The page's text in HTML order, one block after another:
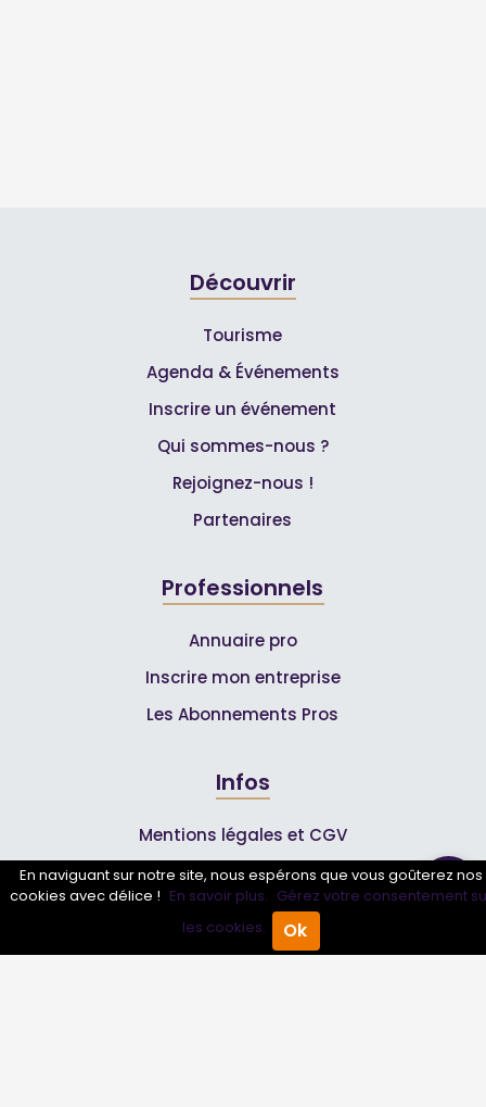
Annuaire Pro Agenda
Découvrir
Tourisme
Agenda & Événements
Inscrire un événement
Qui sommes-nous ?
Rejoignez-nous !
Partenaires
Professionnels
Annuaire pro
Inscrire mon entreprise
Les Abonnements Pros
Infos
Mentions légales et CGV
Suivez-nous
En naviguant sur notre site, nous espérons que vous goûterez nos
cookies avec délice ! En savoir plus. Gérez votre consentement
les cookies.
Ok